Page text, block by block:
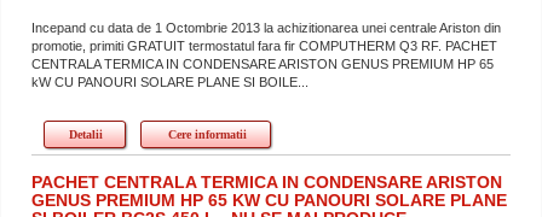
Incepand cu data de 1 Octombrie 2013 la achizitionarea unei centrale Ariston din
promotie, primiti GRATUIT termostatul fara fir COMPUTHERM Q3 RF. PACHET
CENTRALA TERMICA IN CONDENSARE ARISTON GENUS PREMIUM HP 65
kW CU PANOURI SOLARE PLANE SI BOILE...
Detalii Cere informatii
PACHET CENTRALA TERMICA IN CONDENSARE ARISTON
GENUS PREMIUM HP 65 KW CU PANOURI SOLARE PLANE